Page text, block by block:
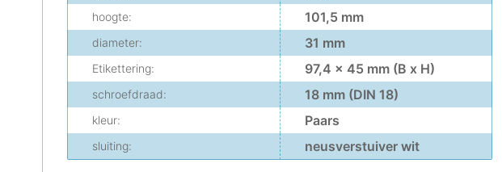
hoogte: 101,5 mm
diameter: 31 mm
Etikettering: 97,4 x 45 mm (B x H)
schroefdraad: 18 mm (DIN 18)
kleur: Paars
sluiting: neusverstuiver wit